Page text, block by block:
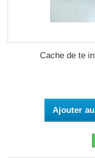
Cache de te
Ajouter